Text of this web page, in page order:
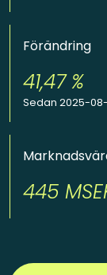
Förändring
41,47%
Sedan 2025-
445